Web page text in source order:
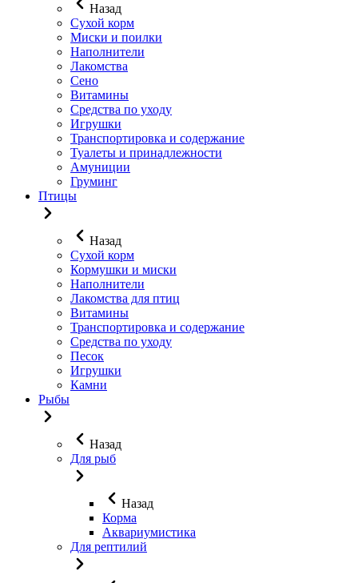
Назад
Сухой корм
Миски и поилки
Наполнители
Лакомства
Сено
Витамины
Средства по уходу
Игрушки
Транспортировка и содержание
Туалеты и принадлежности
Амуниции
Груминг
Птицы
Назад
Сухой корм
Кормушки и миски
Наполнители
Лакомства для птиц
Витамины
Транспортировка и содержание
Средства по уходу
Песок
Игрушки
Камни
Рыбы
Назад
Для рыб
Назад
Корма
Аквариумистика
Для рептилий